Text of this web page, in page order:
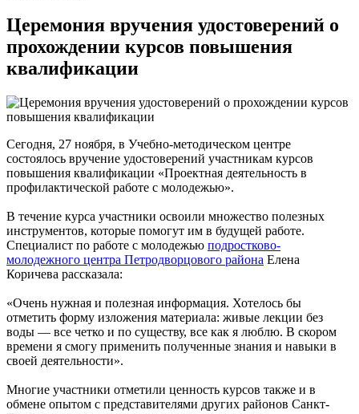
Церемония вручения удостоверений о
прохождении курсов повышения
квалификации
Сегодня, 27 ноября, в Учебно-методическом центре
состоялось вручение удостоверений участникам курсов
повышения квалификации «Проектная деятельность в
профилактической работе с молодежью».
В течение курса участники освоили множество полезных
инструментов, которые помогут им в будущей работе.
Специалист по работе с молодежью подростково-
молодежного центра Петродворцового района Елена
Коричева рассказала:
«Очень нужная и полезная информация. Хотелось бы
отметить форму изложения материала: живые лекции без
воды — все четко и по существу, все как я люблю. В скором
времени я смогу применить полученные знания и навыки в
своей деятельности».
Многие участники отметили ценность курсов также и в
обмене опытом с представителями других районов Санкт-